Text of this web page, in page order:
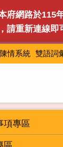
府網路於115
請重新連線即
陳情系統 雙語詞
項專區
區